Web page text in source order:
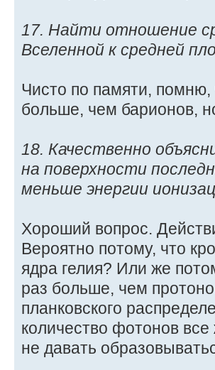
17. Найти отношение
Вселенной к средней
Чисто по памяти,
больше, чем барионов,
18. Качественно
на поверхности
меньше энергии
Хороший вопрос.
Вероятно потому, что
ядра гелия? Или же
раз больше, чем
планковского
количество фотонов
не давать